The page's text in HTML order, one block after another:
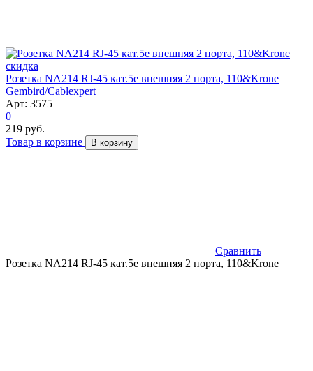
скидка
Розетка NA214 RJ-45 кат.5e внешняя 2 порта, 110&Krone
Gembird/Cablexpert
Арт: 3575
0
219 руб.
Товар в корзине
В корзину
Сравнить
Розетка NA214 RJ-45 кат.5e внешняя 2 порта, 110&Krone